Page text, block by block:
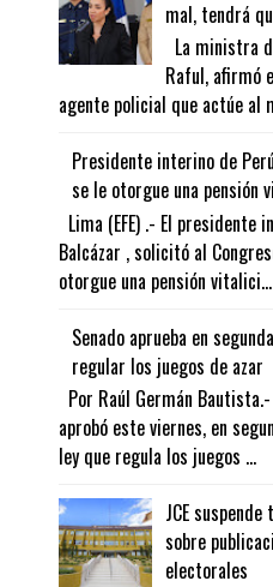
mal, tendrá
La ministra
Raful, afirmó
agente policial que actúe al
Presidente interino de
se le otorgue una pensión
Lima (EFE) .- El presidente
Balcázar , solicitó al
otorgue una pensión vitalici...
Senado aprueba en
regular los juegos de azar
Por Raúl Germán
aprobó este viernes, en
ley que regula los juegos ...
JCE
sobre
electorales